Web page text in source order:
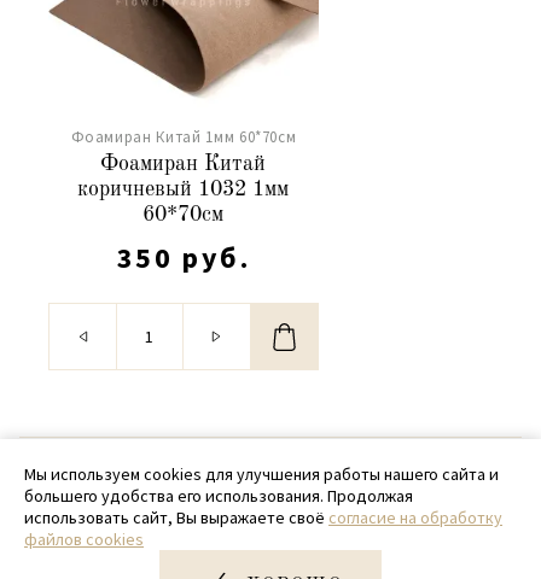
Фоамиран Китай 1мм 60*70см
Фоамиран Китай
коричневый 1032 1мм
60*70см
350 руб.
© 2020 - 2026 SamPack
+ 7 (918) 699-97-87
zakaz@sampack.store
Мы используем cookies для улучшения работы нашего сайта и
большего удобства его использования. Продолжая
использовать сайт, Вы выражаете своё согласие на обработку
файлов cookies